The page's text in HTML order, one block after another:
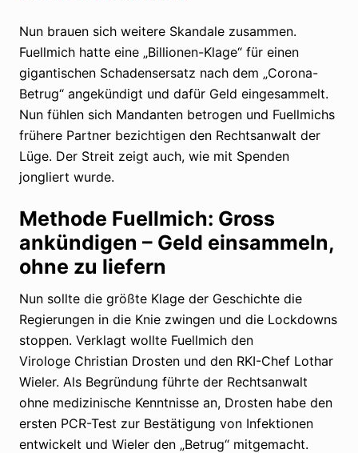
Nun brauen sich weitere Skandale zusammen.
Fuellmich hatte eine „Billionen-Klage“ für einen
gigantischen Schadensersatz nach dem „Corona-
Betrug“ angekündigt und dafür Geld eingesammelt.
Nun fühlen sich Mandanten betrogen und Fuellmichs
frühere Partner bezichtigen den Rechtsanwalt der
Lüge. Der Streit zeigt auch, wie mit Spenden
jongliert wurde.
Methode Fuellmich: Gross
ankündigen – Geld einsammeln,
ohne zu liefern
Nun sollte die größte Klage der Geschichte die
Regierungen in die Knie zwingen und die Lockdowns
stoppen. Verklagt wollte Fuellmich den
Virologe Christian Drosten und den RKI-Chef Lothar
Wieler. Als Begründung führte der Rechtsanwalt
ohne medizinische Kenntnisse an, Drosten habe den
ersten PCR-Test zur Bestätigung von Infektionen
entwickelt und Wieler den „Betrug“ mitgemacht.